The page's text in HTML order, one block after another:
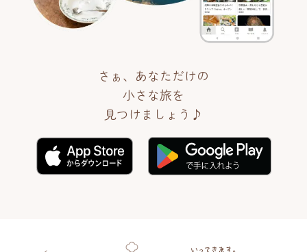
さぁ、あなただけの
小さな旅を
見つけましょう♪